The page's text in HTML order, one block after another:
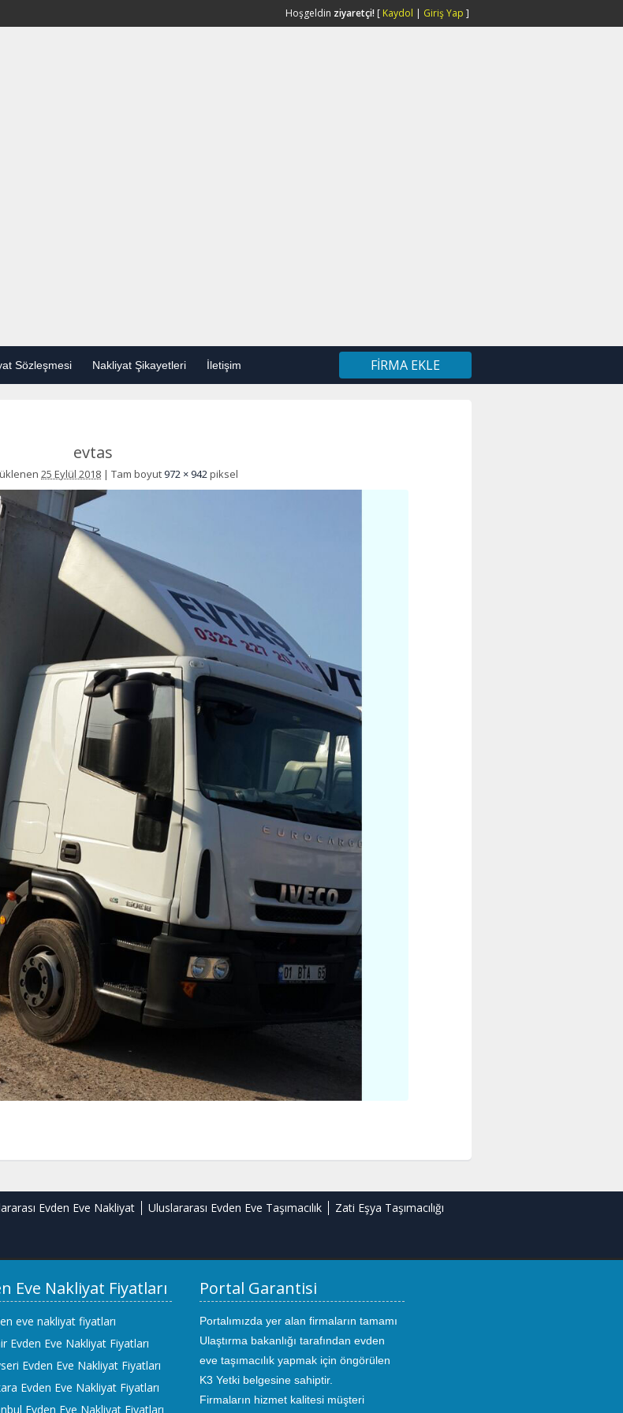
Hoşgeldin ziyaretçi! [ Kaydol | Giriş Yap ]
Sözleşmesi Nakliyat Şikayetleri İletişim FIRMA EKLE
evtas
25 Eylül 2018 | Tam boyut972 × 942piksel
Evden Eve Nakliyat Uluslararası Evden Eve Taşımacılık Zati Eşya Taşımacılığı
Eve Nakliyat Fiyatları
eve nakliyat fiyatları
Evden Eve Nakliyat Fiyatları
Evden Eve Nakliyat Fiyatları
Evden Eve Nakliyat Fiyatları
Evden Eve Nakliyat Fiyatları
Portal Garantisi
Portalımızda yer alan firmaların tamamı
Ulaştırma bakanlığı tarafından evden
eve taşımacılık yapmak için öngörülen
K3 Yetki belgesine sahiptir.
Firmaların hizmet kalitesi müşteri